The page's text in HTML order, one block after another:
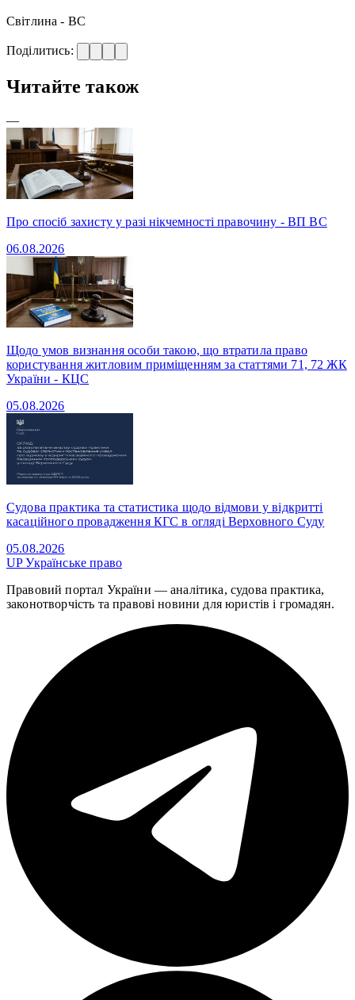
Світлина - ВС
Поділитись:
Читайте також
—
Про спосіб захисту у разі нікчемності правочину - ВП ВС
06.08.2026
Щодо умов визнання особи такою, що втратила право
користування житловим приміщенням за статтями 71, 72 ЖК
України - КЦС
05.08.2026
Судова практика та статистика щодо відмови у відкритті
касаційного провадження КГС в огляді Верховного Суду
05.08.2026
UPУкраїнське право
Правовий портал України — аналітика, судова практика,
законотворчість та правові новини для юристів і громадян.